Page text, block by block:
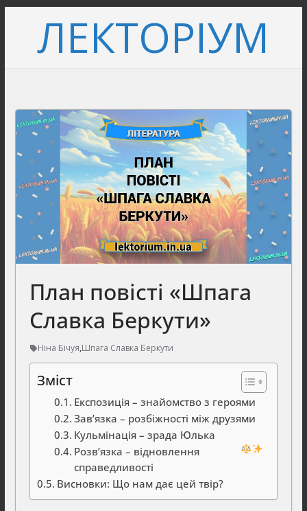
вмістуЛЕКТОРІУМ
План повісті «Шпага
Славка Беркути»
Ніна Бічуя,Шпага Славка Беркути
Зміст
Експозиція – знайомство з героями
Зав’язка – розбіжності між друзями
Кульмінація – зрада Юлька
Розв’язка – відновлення
справедливості
Висновки: Що нам дає цей твір?